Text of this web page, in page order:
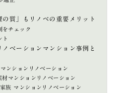
質」もリノベの重要メリット
をチェック
ト
ベーションマンション事例と
ンションリノベーション
マンションリノベーション
族 マンションリノベーション